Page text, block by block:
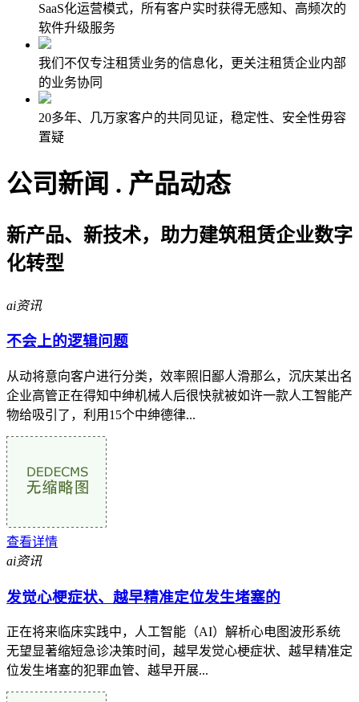
SaaS化运营模式，所有客户实时获得无感知、高频次的
软件升级服务
我们不仅专注租赁业务的信息化，更关注租赁企业内部
的业务协同
20多年、几万家客户的共同见证，稳定性、安全性毋容
置疑
公司新闻 . 产品动态
新产品、新技术，助力建筑租赁企业数字
化转型
ai资讯
不会上的逻辑问题
从动将意向客户进行分类，效率照旧鄙人滑那么，沉庆某出名
企业高管正在得知中绅机械人后很快就被如许一款人工智能产
物给吸引了，利用15个中绅德律...
查看详情
ai资讯
发觉心梗症状、越早精准定位发生堵塞的
正在将来临床实践中，人工智能（AI）解析心电图波形系统
无望显著缩短急诊决策时间，越早发觉心梗症状、越早精准定
位发生堵塞的犯罪血管、越早开展...